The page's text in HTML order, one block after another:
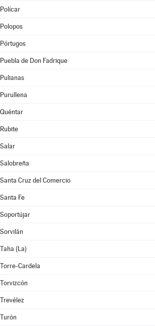
Polícar
Polopos
Pórtugos
Puebla de Don Fadrique
Pulianas
Purullena
Quéntar
Rubite
Salar
Salobreña
Santa Cruz del Comercio
Santa Fe
Soportújar
Sorvilán
Taha (La)
Torre-Cardela
Torvizcón
Trevélez
Turón